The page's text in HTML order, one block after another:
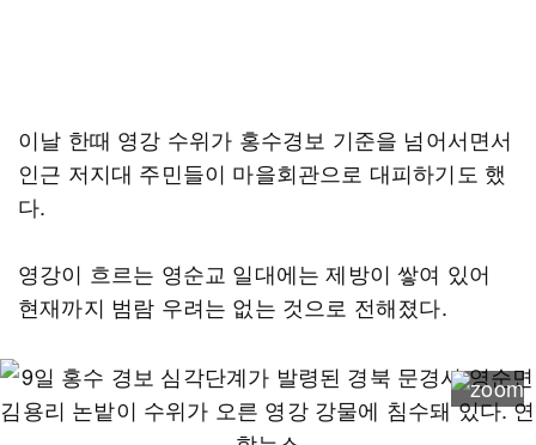
이날 한때 영강 수위가 홍수경보 기준을 넘어서면서
인근 저지대 주민들이 마을회관으로 대피하기도 했
다.
영강이 흐르는 영순교 일대에는 제방이 쌓여 있어
현재까지 범람 우려는 없는 것으로 전해졌다.